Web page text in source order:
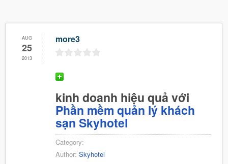
AUG
25
2013
more3
kinh doanh hiệu quả với
Phần mềm quản lý khách
sạn Skyhotel
Category:
Author: Skyhotel